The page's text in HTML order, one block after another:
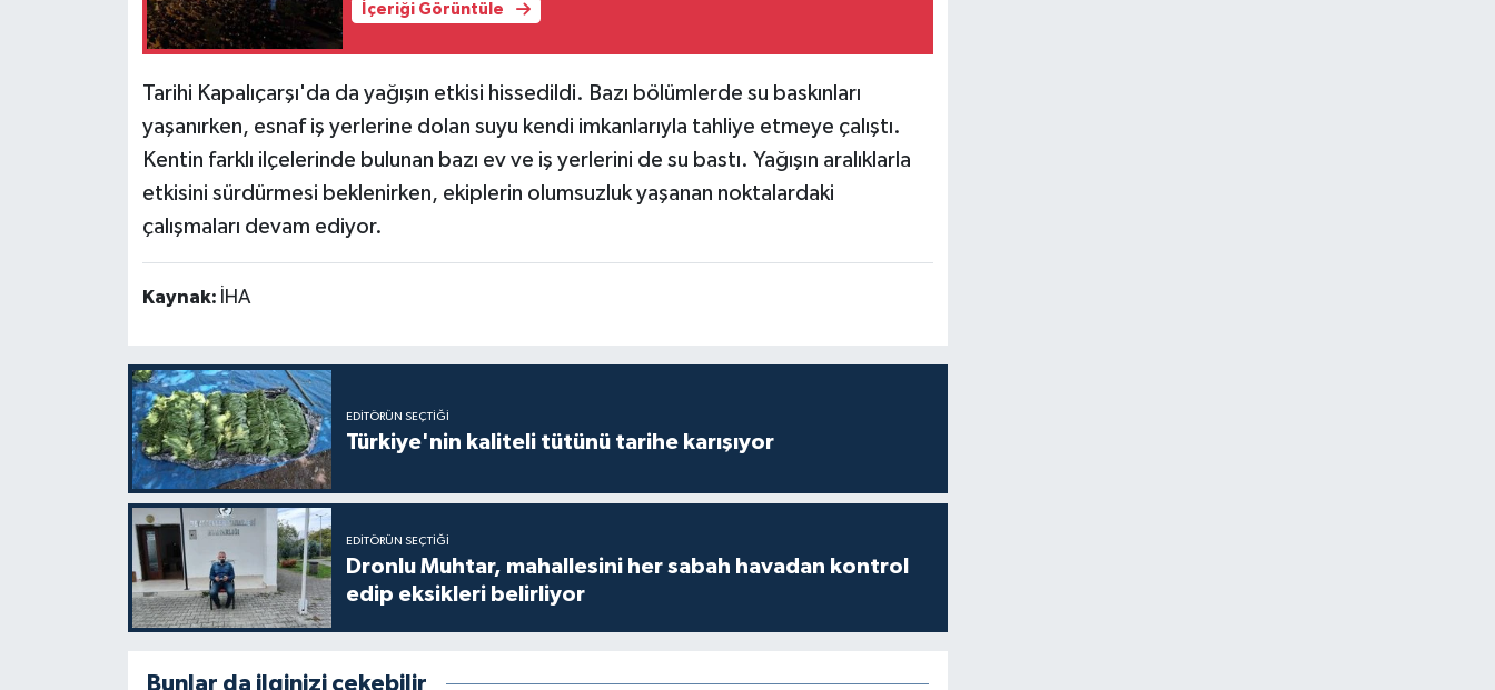
İçeriği Görüntüle
Tarihi Kapalıçarşı'da da yağışın etkisi hissedildi. Bazı bölümlerde su baskınları
yaşanırken, esnaf iş yerlerine dolan suyu kendi imkanlarıyla tahliye etmeye çalıştı.
Kentin farklı ilçelerinde bulunan bazı ev ve iş yerlerini de su bastı. Yağışın aralıklarla
etkisini sürdürmesi beklenirken, ekiplerin olumsuzluk yaşanan noktalardaki
çalışmaları devam ediyor.
Kaynak: İHA
EDITÖRÜN SEÇTIĞI
Türkiye'nin kaliteli tütünü tarihe karışıyor
EDITÖRÜN SEÇTIĞI
Dronlu Muhtar, mahallesini her sabah havadan kontrol
edip eksikleri belirliyor
Bunlar da ilginizi çekebilir